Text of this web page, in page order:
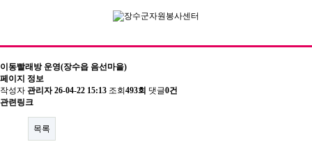
기관소개
이동빨래방 운영(장수읍 음선마을)
페이지 정보
작성자 관리자 26-04-22 15:13 조회 493회 댓글0건
관련링크
목록